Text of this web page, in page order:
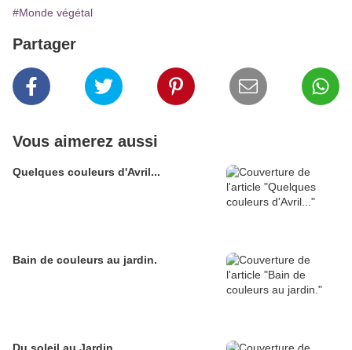
#Monde végétal
Partager
Vous aimerez aussi
Quelques couleurs d'Avril...
Bain de couleurs au jardin.